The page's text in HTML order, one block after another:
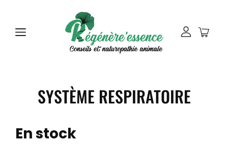
SYSTÈME RESPIRATOIRE
En stock